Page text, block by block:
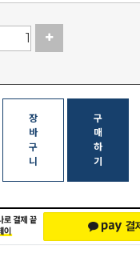
장
바
구
니
구
매
하
기